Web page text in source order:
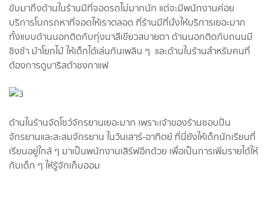
ขับมาถึงด้านในร้านมีที่จอดรถไม่มากนัก แต่จะมีพนักงานค่อย
บริการโบกรถหาที่จอดให้เราตลอด ที่ร้านมีที่นั่งให้บริการเยอะมาก
ทั้งแบบด้านนอกติดกับทุ่งนาสีเขียวสบายตา ด้านนอกติดกับถนนมี
ชิงช้า ม้าโยกไม้ ให้เด็กได้เล่นกันเพลิน ๆ และด้านในร้านสำหรับคนที่
ต้องการดูบาริสต้าชงกาแฟ
ด้านในร้านจัดโชว์จักรยานเยอะมาก เพราะเจ้าของร้านชอบปั่น
จักรยานและสะสมจักรยาน ในวันเสาร์-อาทิตย์ ที่นี่ยังให้เด็กนักเรียนที่
เรียนอยู่ใกล้ ๆ มาเป็นพนักงานเสิร์ฟอีกด้วย เพื่อเป็นการเพิ่มรายได้ให้
กับเด็ก ๆ ให้รู้จักเก็บออม